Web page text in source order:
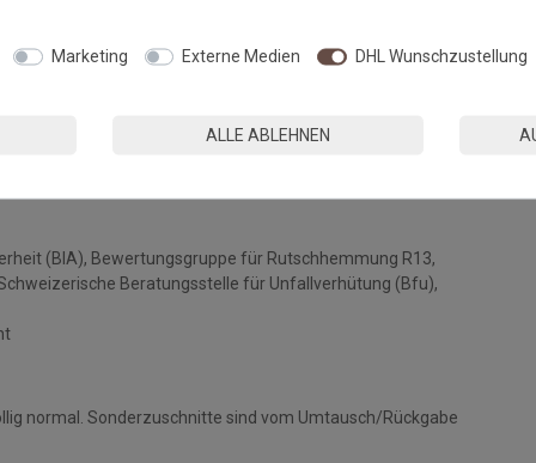
sollte die Matte am Untergrund fixiert werden.
(BIA), Bewertungsgruppe für Rutschhemmung R13,
Beratungsstelle für Unfallverhütung (Bfu),
normal. Sonderzuschnitte sind vom Umtausch/Rückgabe
Marketing Externe Medien DHL Wunschzustellung
ALLE ABLEHNEN